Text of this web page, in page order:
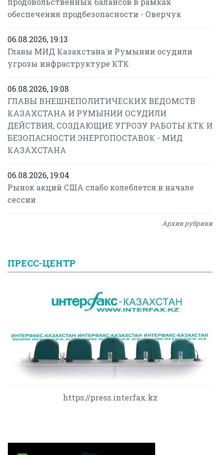
обеспечения продбезопасности - Оверчук
06.08.2026, 19:13
Главы МИД Казахстана и Румынии осудили
угрозы инфраструктуре КТК
06.08.2026, 19:08
ГЛАВЫ ВНЕШНЕПОЛИТИЧЕСКИХ ВЕДОМСТВ
КАЗАХСТАНА И РУМЫНИИ ОСУДИЛИ
ДЕЙСТВИЯ, СОЗДАЮЩИЕ УГРОЗУ РАБОТЫ КТК И
БЕЗОПАСНОСТИ ЭНЕРГОПОСТАВОК - МИД
КАЗАХСТАНА
06.08.2026, 19:04
Рынок акций США слабо колеблется в начале
сессии
Архив рубрики
ПРЕСС-ЦЕНТР
https://press.interfax.kz